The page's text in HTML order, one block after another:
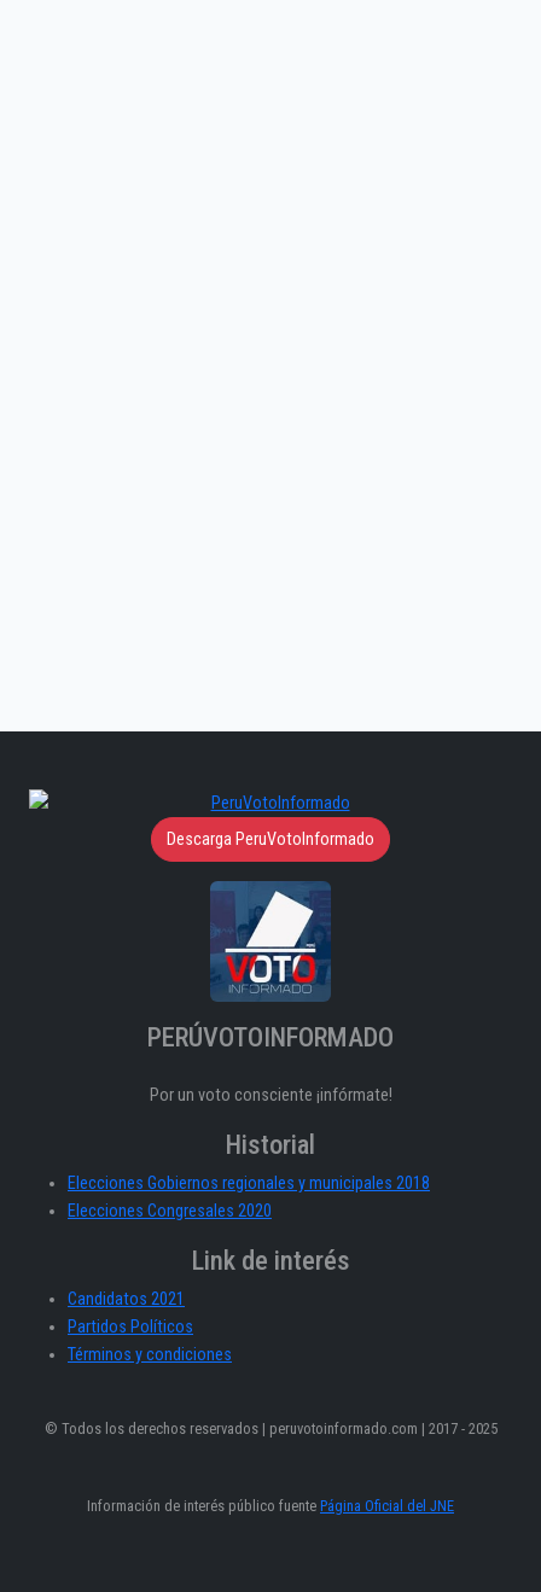
Descarga PeruVotoInformado
PERÚVOTOINFORMADO
Por un voto consciente ¡infórmate!
Historial
Elecciones Gobiernos regionales y municipales 2018
Elecciones Congresales 2020
Link de interés
Candidatos 2021
Partidos Políticos
Términos y condiciones
© Todos los derechos reservados | peruvotoinformado.com | 2017 - 2025
Información de interés público fuente Página Oficial del JNE